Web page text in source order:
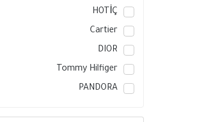
HOTİÇ
Cartier
DIOR
Tommy Hilfiger
PANDORA